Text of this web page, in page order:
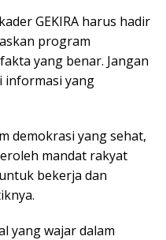
GEKIRA harus hadir
program
yang benar. Jangan
informasi yang
demokrasi yang sehat,
mandat rakyat
bekerja dan
yang wajar dalam